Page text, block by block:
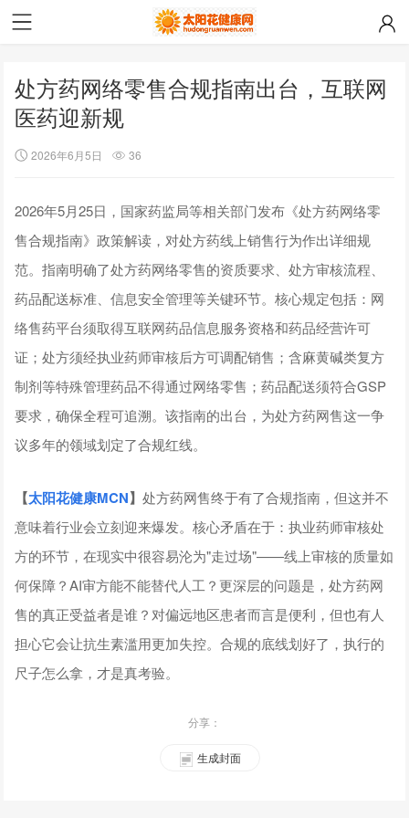
处方药网络零售合规指南出台，互联网
医药迎新规
2026年6月5日 36
2026年5月25日，国家药监局等相关部门发布《处方药网络零
售合规指南》政策解读，对处方药线上销售行为作出详细规
范。指南明确了处方药网络零售的资质要求、处方审核流程、
药品配送标准、信息安全管理等关键环节。核心规定包括：网
络售药平台须取得互联网药品信息服务资格和药品经营许可
证；处方须经执业药师审核后方可调配销售；含麻黄碱类复方
制剂等特殊管理药品不得通过网络零售；药品配送须符合GSP
要求，确保全程可追溯。该指南的出台，为处方药网售这一争
议多年的领域划定了合规红线。
【太阳花健康MCN】处方药网售终于有了合规指南，但这并不
意味着行业会立刻迎来爆发。核心矛盾在于：执业药师审核处
方的环节，在现实中很容易沦为"走过场"——线上审核的质量如
何保障？AI审方能不能替代人工？更深层的问题是，处方药网
售的真正受益者是谁？对偏远地区患者而言是便利，但也有人
担心它会让抗生素滥用更加失控。合规的底线划好了，执行的
尺子怎么拿，才是真考验。
分享：
生成封面